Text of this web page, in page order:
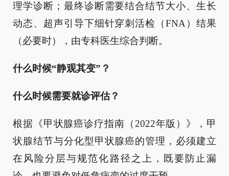
理学诊断；最终诊断需要结合结节大小、生长
动态、超声引导下细针穿刺活检（FNA）结果
（必要时），由专科医生综合判断。
什么时候“静观其变”？
什么时候需要就诊评估？
根据《甲状腺癌诊疗指南（2022年版）》，甲
状腺结节与分化型甲状腺癌的管理，必须建立
在风险分层与规范化路径之上，既要防止漏